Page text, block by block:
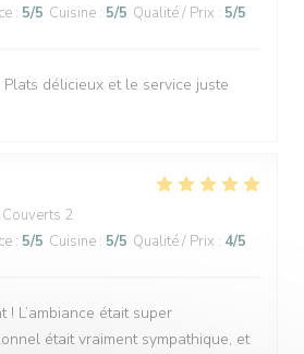
: 5/5 Cuisine : 5/5 Qualité / Prix : 5/5
délicieux et le service juste
2
: 5/5 Cuisine : 5/5 Qualité / Prix : 4/5
L’ambiance était super
était vraiment sympathique, et